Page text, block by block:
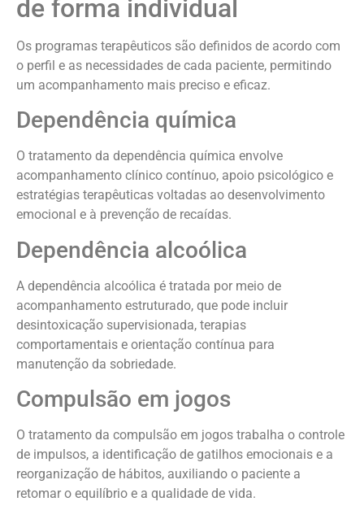
de forma individual
Os programas terapêuticos são definidos de acordo com
o perfil e as necessidades de cada paciente, permitindo
um acompanhamento mais preciso e eficaz.
Dependência química
O tratamento da dependência química envolve
acompanhamento clínico contínuo, apoio psicológico e
estratégias terapêuticas voltadas ao desenvolvimento
emocional e à prevenção de recaídas.
Dependência alcoólica
A dependência alcoólica é tratada por meio de
acompanhamento estruturado, que pode incluir
desintoxicação supervisionada, terapias
comportamentais e orientação contínua para
manutenção da sobriedade.
Compulsão em jogos
O tratamento da compulsão em jogos trabalha o controle
de impulsos, a identificação de gatilhos emocionais e a
reorganização de hábitos, auxiliando o paciente a
retomar o equilíbrio e a qualidade de vida.